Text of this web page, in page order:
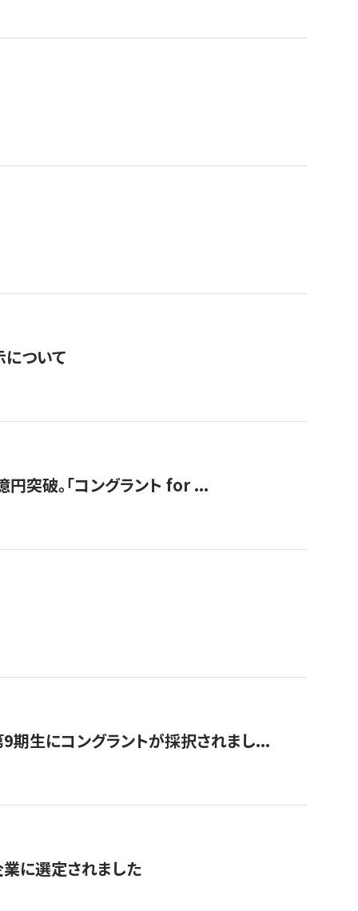
ついて
突破。「コングラント for ...
9期生にコングラントが採択されまし...
に選定されました